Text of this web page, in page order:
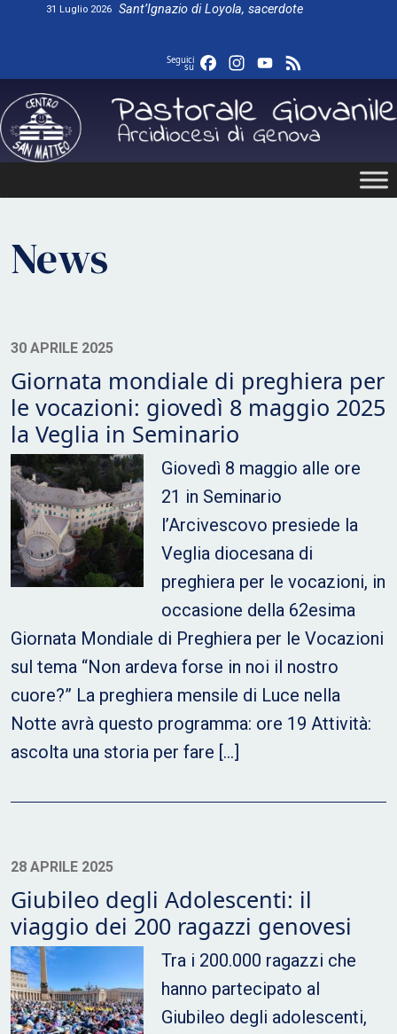
31 Luglio 2026 Sant’Ignazio di Loyola, sacerdote
Seguici
su FacebookInstagram
YouTube
News
30 APRILE 2025
Giornata mondiale di preghiera per
le vocazioni: giovedì 8 maggio 2025
la Veglia in Seminario
Giovedì 8 maggio alle ore
21 in Seminario
l’Arcivescovo presiede la
Veglia diocesana di
preghiera per le vocazioni, in
occasione della 62esima
Giornata Mondiale di Preghiera per le Vocazioni
sul tema “Non ardeva forse in noi il nostro
cuore?” La preghiera mensile di Luce nella
Notte avrà questo programma: ore 19 Attività:
ascolta una storia per fare […]
28 APRILE 2025
Giubileo degli Adolescenti: il
viaggio dei 200 ragazzi genovesi
Tra i 200.000 ragazzi che
hanno partecipato al
Giubileo degli adolescenti,